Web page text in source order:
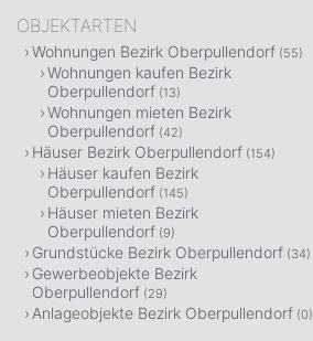
OBJEKTARTEN
Wohnungen Bezirk Oberpullendorf (55)
Wohnungen kaufen Bezirk
Oberpullendorf (13)
Wohnungen mieten Bezirk
Oberpullendorf (42)
Häuser Bezirk Oberpullendorf (154)
Häuser kaufen Bezirk
Oberpullendorf (145)
Häuser mieten Bezirk
Oberpullendorf (9)
Grundstücke Bezirk Oberpullendorf (34)
Gewerbeobjekte Bezirk
Oberpullendorf (29)
Anlageobjekte Bezirk Oberpullendorf (0)